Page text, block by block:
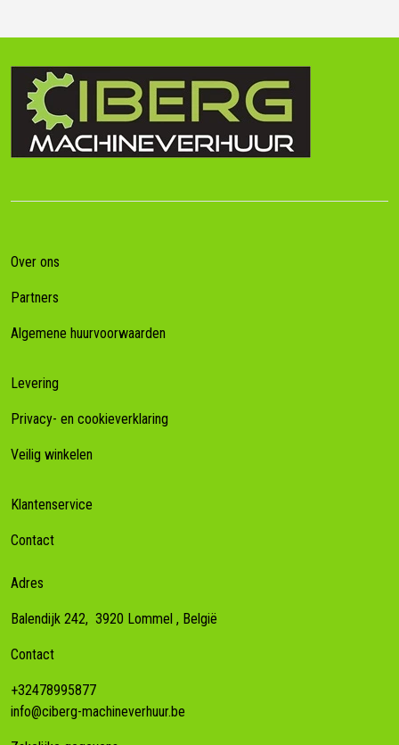
Over ons
Partners
Algemene huurvoorwaarden
Levering
Privacy- en cookieverklaring
Veilig winkelen
Klantenservice
Contact
Adres
Balendijk 242, 3920 Lommel , België
Contact
+32478995877
info@ciberg-machineverhuur.be